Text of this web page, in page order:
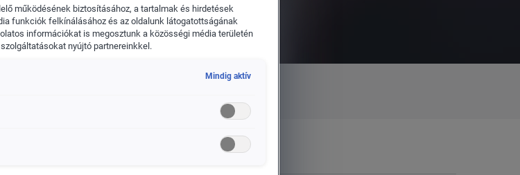
működésének biztosításához, a tartalmak és hirdetések
funkciók felkínálásához és az oldalunk látogatottságának
információkat is megosztunk a közösségi média területén
nyújtó partnereinkkel.
Mindig aktív